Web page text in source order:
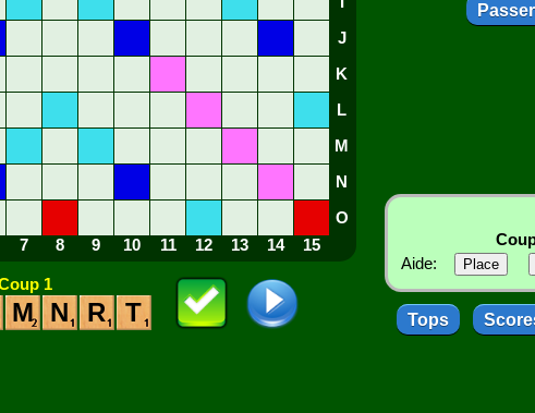
J
K
L
M
N
O
7 8 9 10 11 12 13 14 15
1
M N R T
Aide:
Tops